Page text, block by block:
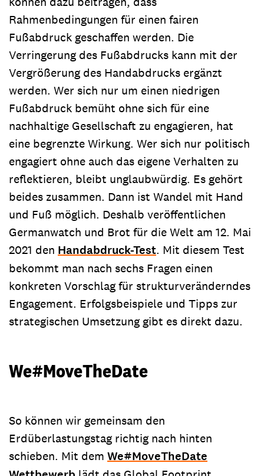
Rahmenbedingungen für einen fairen
Fußabdruck geschaffen werden. Die
Verringerung des Fußabdrucks kann mit der
Vergrößerung des Handabdrucks ergänzt
werden. Wer sich nur um einen niedrigen
Fußabdruck bemüht ohne sich für eine
nachhaltige Gesellschaft zu engagieren, hat
eine begrenzte Wirkung. Wer sich nur politisch
engagiert ohne auch das eigene Verhalten zu
reflektieren, bleibt unglaubwürdig. Es gehört
beides zusammen. Dann ist Wandel mit Hand
und Fuß möglich. Deshalb veröffentlichen
Germanwatch und Brot für die Welt am 12. Mai
2021 den Handabdruck-Test. Mit diesem Test
bekommt man nach sechs Fragen einen
konkreten Vorschlag für strukturveränderndes
Engagement. Erfolgsbeispiele und Tipps zur
strategischen Umsetzung gibt es direkt dazu.
We#MoveTheDate
So können wir gemeinsam den
Erdüberlastungstag richtig nach hinten
schieben. Mit dem We#MoveTheDate